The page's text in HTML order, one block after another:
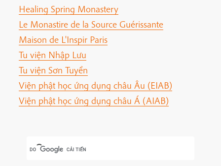
Healing Spring Monastery
Le Monastire de la Source Guérissante
Maison de L'Inspir Paris
Tu viện Nhập Lưu
Tu viện Sơn Tuyền
Viện phật học ứng dụng châu Âu (EIAB)
Viện phật học ứng dụng châu Á (AIAB)